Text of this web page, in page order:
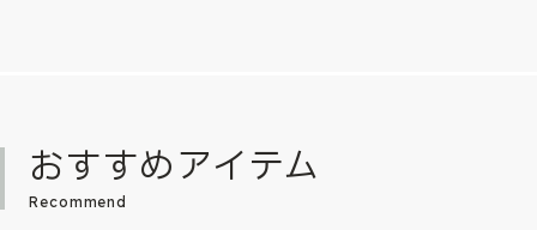
おすすめアイテム
Recommend